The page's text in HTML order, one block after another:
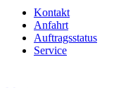
Kontakt
Anfahrt
Auftragsstatus
Service